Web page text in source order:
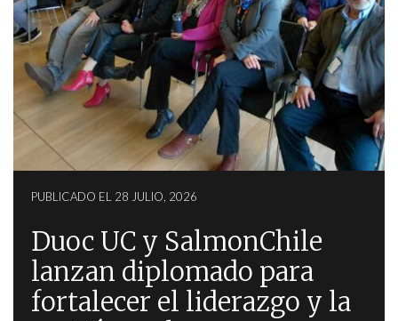
PUBLICADO EL 28 JULIO, 2026
Duoc UC y SalmonChile
lanzan diplomado para
fortalecer el liderazgo y la